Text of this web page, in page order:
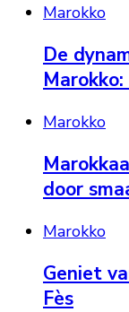
Marokko
De
Marokko
door
Marokko
Geniet
Fès